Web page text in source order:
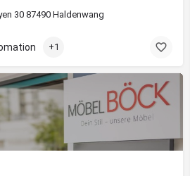
30 87490 Haldenwang
+1